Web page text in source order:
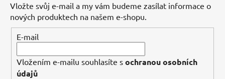
Vložte svůj e-mail a my vám budeme zasílat informace o
nových produktech na našem e-shopu.
E-mail
Vložením e-mailu souhlasíte s ochranou osobních
údajů